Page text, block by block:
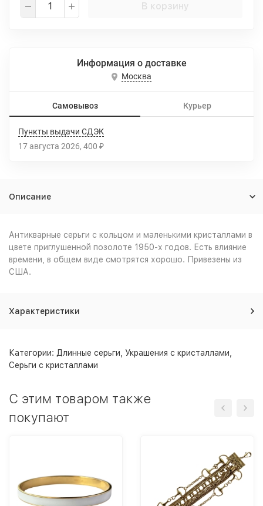
В корзину
Информация о доставке
Москва
Самовывоз Курьер
Пункты выдачи СДЭК
17 августа 2026 400 ₽
Описание
Антикварные серьги с кольцом и маленькими кристаллами в
цвете приглушенной позолоте 1950-х годов. Есть влияние
времени, в общем виде смотрятся хорошо. Привезены из
США.
Характеристики
Категории: Длинные серьги Украшения с кристаллами
Серьги с кристаллами
C этим товаром также
покупают